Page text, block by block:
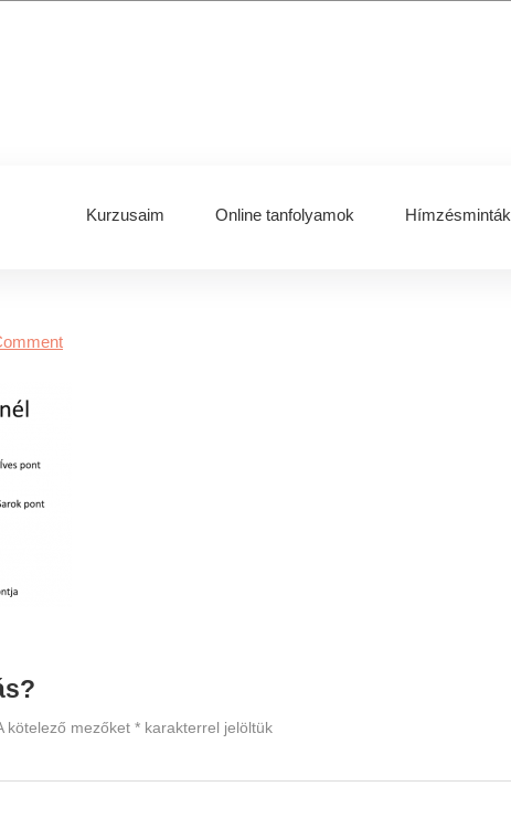
Kurzusaim Online tanfolyamok Hímzésminták
kötelező mezőket * karakterrel jelöltük